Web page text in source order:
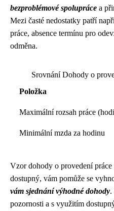
bezproblémové spolupráce a
Mezi časté nedostatky patří
práce, absence termínu pro
odměna.
Srovnání Dohody o
Položka
Maximální rozsah práce
Minimální mzda za hodinu
Vzor dohody o provedení
dostupný, vám pomůže se
vám sjednání výhodné dohody.
pozornosti a s využitím